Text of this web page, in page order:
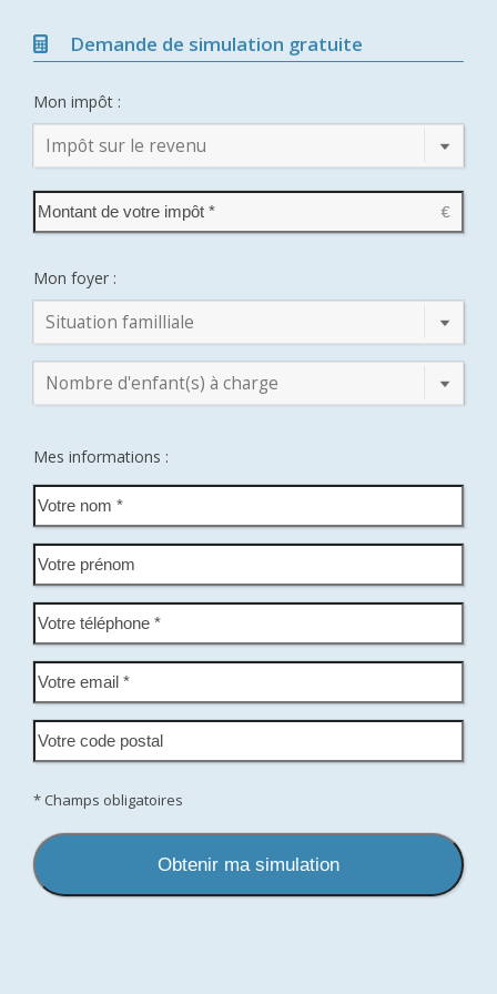
Demande de simulation gratuite
Mon impôt :
Impôt sur le revenu
Mon foyer :
Situation familliale
Nombre d'enfant(s) à charge
Mes informations :
* Champs obligatoires